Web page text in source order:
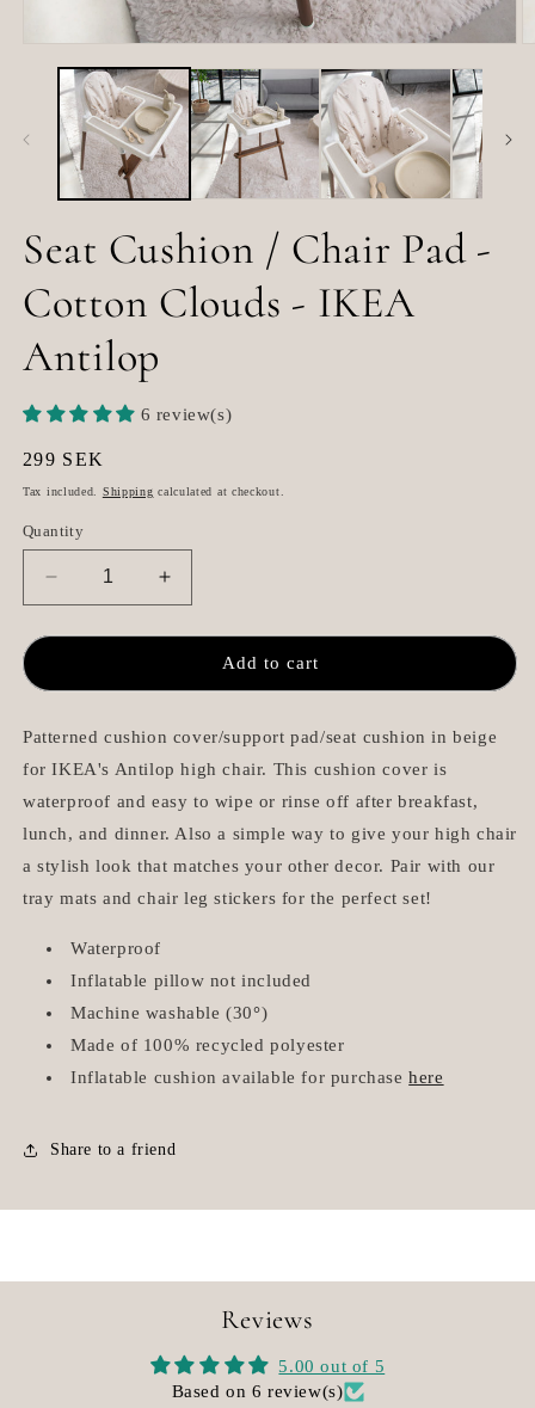
media
modal
Seat Cushion / Chair Pad -
Cotton Clouds - IKEA
Antilop
6 review(s)
Regular
price
299 SEK
Tax included. Shipping calculated at checkout.
Quantity
Decrease
quantity
for
Cushion
Chair
Pad
Cotton
Clouds
-
IKEA
Increase
quantity
for
Cushion
Chair
Pad
Cotton
Clouds
-
IKEA
Antilop
Add to cart
Patterned cushion cover/support pad/seat cushion in beige
for IKEA's Antilop high chair. This cushion cover is
waterproof and easy to wipe or rinse off after breakfast,
lunch, and dinner. Also a simple way to give your high chair
a stylish look that matches your other decor. Pair with our
tray mats and chair leg stickers for the perfect set!
Waterproof
Inflatable pillow not included
Machine washable (30°)
Made of 100% recycled polyester
Inflatable cushion available for purchasehere
Share to a friend
Reviews
5.00 out of 5
Based on 6 review(s)